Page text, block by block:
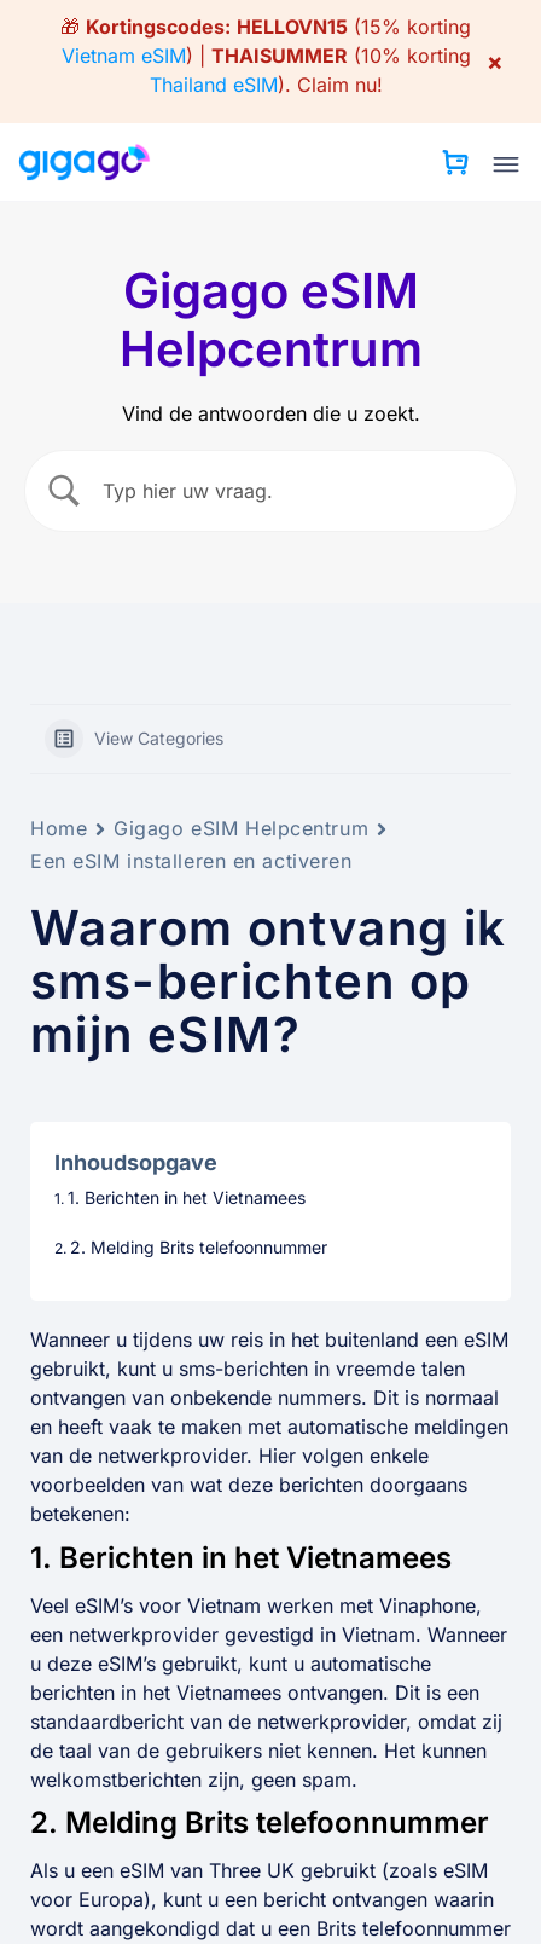
🎁 Kortingscodes: HELLOVN15 (15% korting
Vietnam eSIM) | THAISUMMER (10% korting
Thailand eSIM). Claim nu!
×
Gigago eSIM
Helpcentrum
Vind de antwoorden die u zoekt.
View Categories
Home
Gigago eSIM Helpcentrum
Een eSIM installeren en activeren
Waarom ontvang ik
sms-berichten op
mijn eSIM?
Inhoudsopgave
1. Berichten in het Vietnamees
2. Melding Brits telefoonnummer
Wanneer u tijdens uw reis in het buitenland een eSIM
gebruikt, kunt u sms-berichten in vreemde talen
ontvangen van onbekende nummers. Dit is normaal
en heeft vaak te maken met automatische meldingen
van de netwerkprovider. Hier volgen enkele
voorbeelden van wat deze berichten doorgaans
betekenen:
1. Berichten in het Vietnamees
Veel eSIM’s voor Vietnam werken met Vinaphone,
een netwerkprovider gevestigd in Vietnam. Wanneer
u deze eSIM’s gebruikt, kunt u automatische
berichten in het Vietnamees ontvangen. Dit is een
standaardbericht van de netwerkprovider, omdat zij
de taal van de gebruikers niet kennen. Het kunnen
welkomstberichten zijn, geen spam.
2. Melding Brits telefoonnummer
Als u een eSIM van Three UK gebruikt (zoals eSIM
voor Europa), kunt u een bericht ontvangen waarin
wordt aangekondigd dat u een Brits telefoonnummer